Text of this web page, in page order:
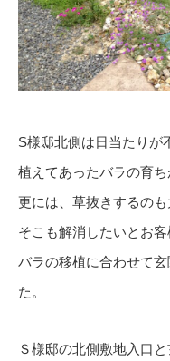
S様邸北側は日当たりが
植えてあったバラの育ち
更には、草抜きするのも
そこも解消したいとお客
バラの移植に合わせて
た。
Ｓ様邸の北側敷地入口